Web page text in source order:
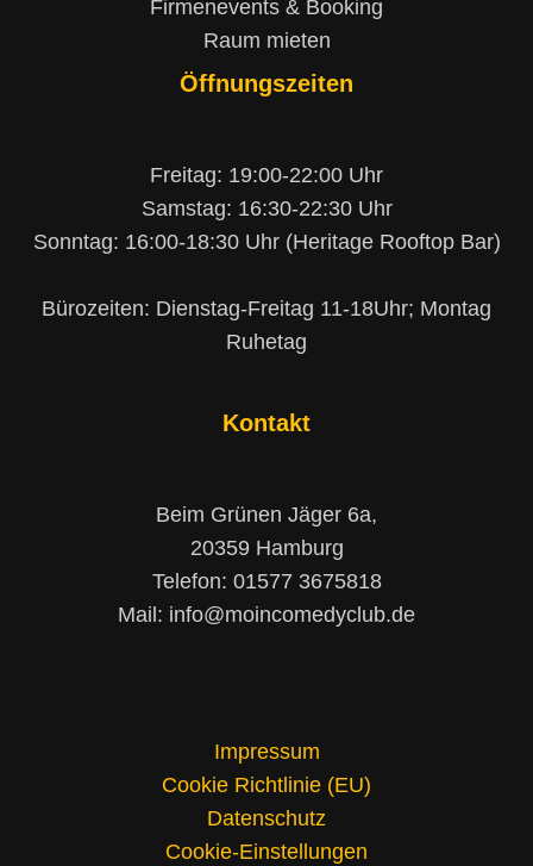
Firmenevents & Booking
Raum mieten
Öffnungszeiten
Freitag: 19:00-22:00 Uhr
Samstag: 16:30-22:30 Uhr
Sonntag: 16:00-18:30 Uhr (Heritage Rooftop Bar)
Bürozeiten: Dienstag-Freitag 11-18Uhr; Montag
Ruhetag
Kontakt
Beim Grünen Jäger 6a,
20359 Hamburg
Telefon: 01577 3675818
Mail: info@moincomedyclub.de
Impressum
Cookie Richtlinie (EU)
Datenschutz
Cookie-Einstellungen